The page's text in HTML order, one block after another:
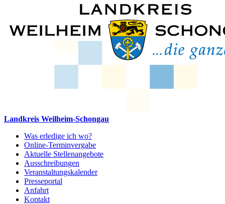
Landkreis Weilheim-Schongau
Was erledige ich wo?
Online-Terminvergabe
Aktuelle Stellenangebote
Ausschreibungen
Veranstaltungskalender
Presseportal
Anfahrt
Kontakt